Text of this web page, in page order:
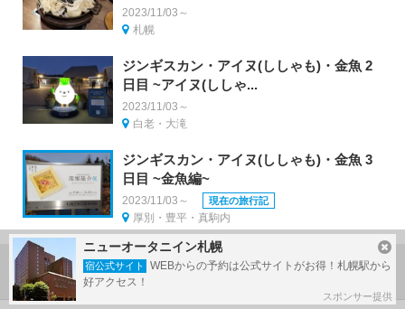
2023/11/03～
札幌
ジンギスカン・アイヌ(ししゃも)・金魚 2
日目 ~アイヌ(ししゃ...
2023/11/03～
白老・大滝
ジンギスカン・アイヌ(ししゃも)・金魚 3
日目 ~金魚編~
2023/11/03～ 現在の旅行記
厚別・豊平・真駒内
旅行記グループの作り方
ニューオータニイン札幌
宿公式サイト
WEBからの予約は公式サイトがお得！札幌駅から
好アクセス！
スポンサー提供